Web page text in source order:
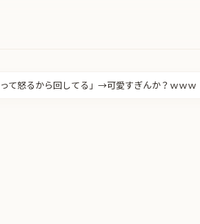
て怒るから回してる」→可愛すぎんか？ｗｗｗ